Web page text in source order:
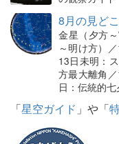
8月の見ど
金星（夕方
～明け方）
13日未明：
方最大離角
日：伝統的七
「星空ガイド 」や「